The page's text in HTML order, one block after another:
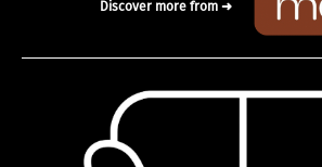
Discover more from ➜